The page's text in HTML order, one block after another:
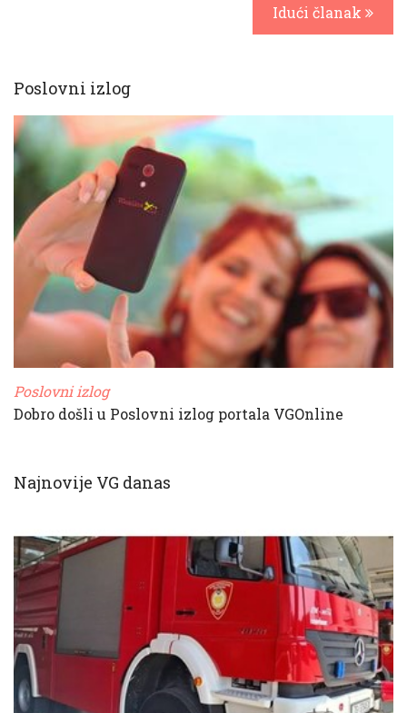
Idući članak
Poslovni izlog
Poslovni izlog
Dobro došli u Poslovni izlog portala VGOnline
Najnovije VG danas